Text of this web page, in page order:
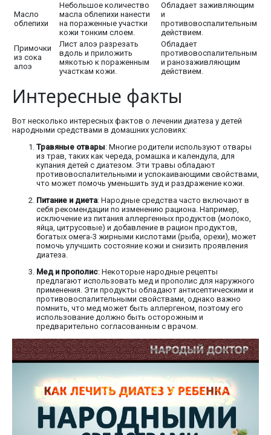
Масло
облепихи
Небольшое количество
масла облепихи нанести
на пораженные участки
кожи тонким слоем.
Обладает заживляющим
и
противовоспалительным
действием.
Примочки
из сока
алоэ
Лист алоэ разрезать
вдоль и приложить
мякотью к пораженным
участкам кожи.
Обладает
противовоспалительным
и ранозаживляющим
действием.
Интересные факты
Вот несколько интересных фактов о лечении диатеза у детей
народными средствами в домашних условиях:
Травяные отвары: Многие родители используют отвары
из трав, таких как череда, ромашка и календула, для
купания детей с диатезом. Эти травы обладают
противовоспалительными и успокаивающими свойствами,
что может помочь уменьшить зуд и раздражение кожи.
Питание и диета: Народные средства часто включают в
себя рекомендации по изменению рациона. Например,
исключение из питания аллергенных продуктов (молоко,
яйца, цитрусовые) и добавление в рацион продуктов,
богатых омега-3 жирными кислотами (рыба, орехи), может
помочь улучшить состояние кожи и снизить проявления
диатеза.
Мед и прополис: Некоторые народные рецепты
предлагают использовать мед и прополис для наружного
применения. Эти продукты обладают антисептическими и
противовоспалительными свойствами, однако важно
помнить, что мед может быть аллергеном, поэтому его
использование должно быть осторожным и
предварительно согласованным с врачом.